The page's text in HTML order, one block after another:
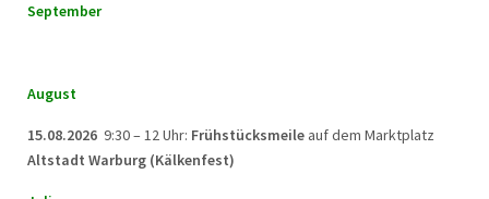
September
August
15.08.2026 9:30 – 12 Uhr: Frühstücksmeile auf dem Marktplatz
Altstadt Warburg (Kälkenfest)